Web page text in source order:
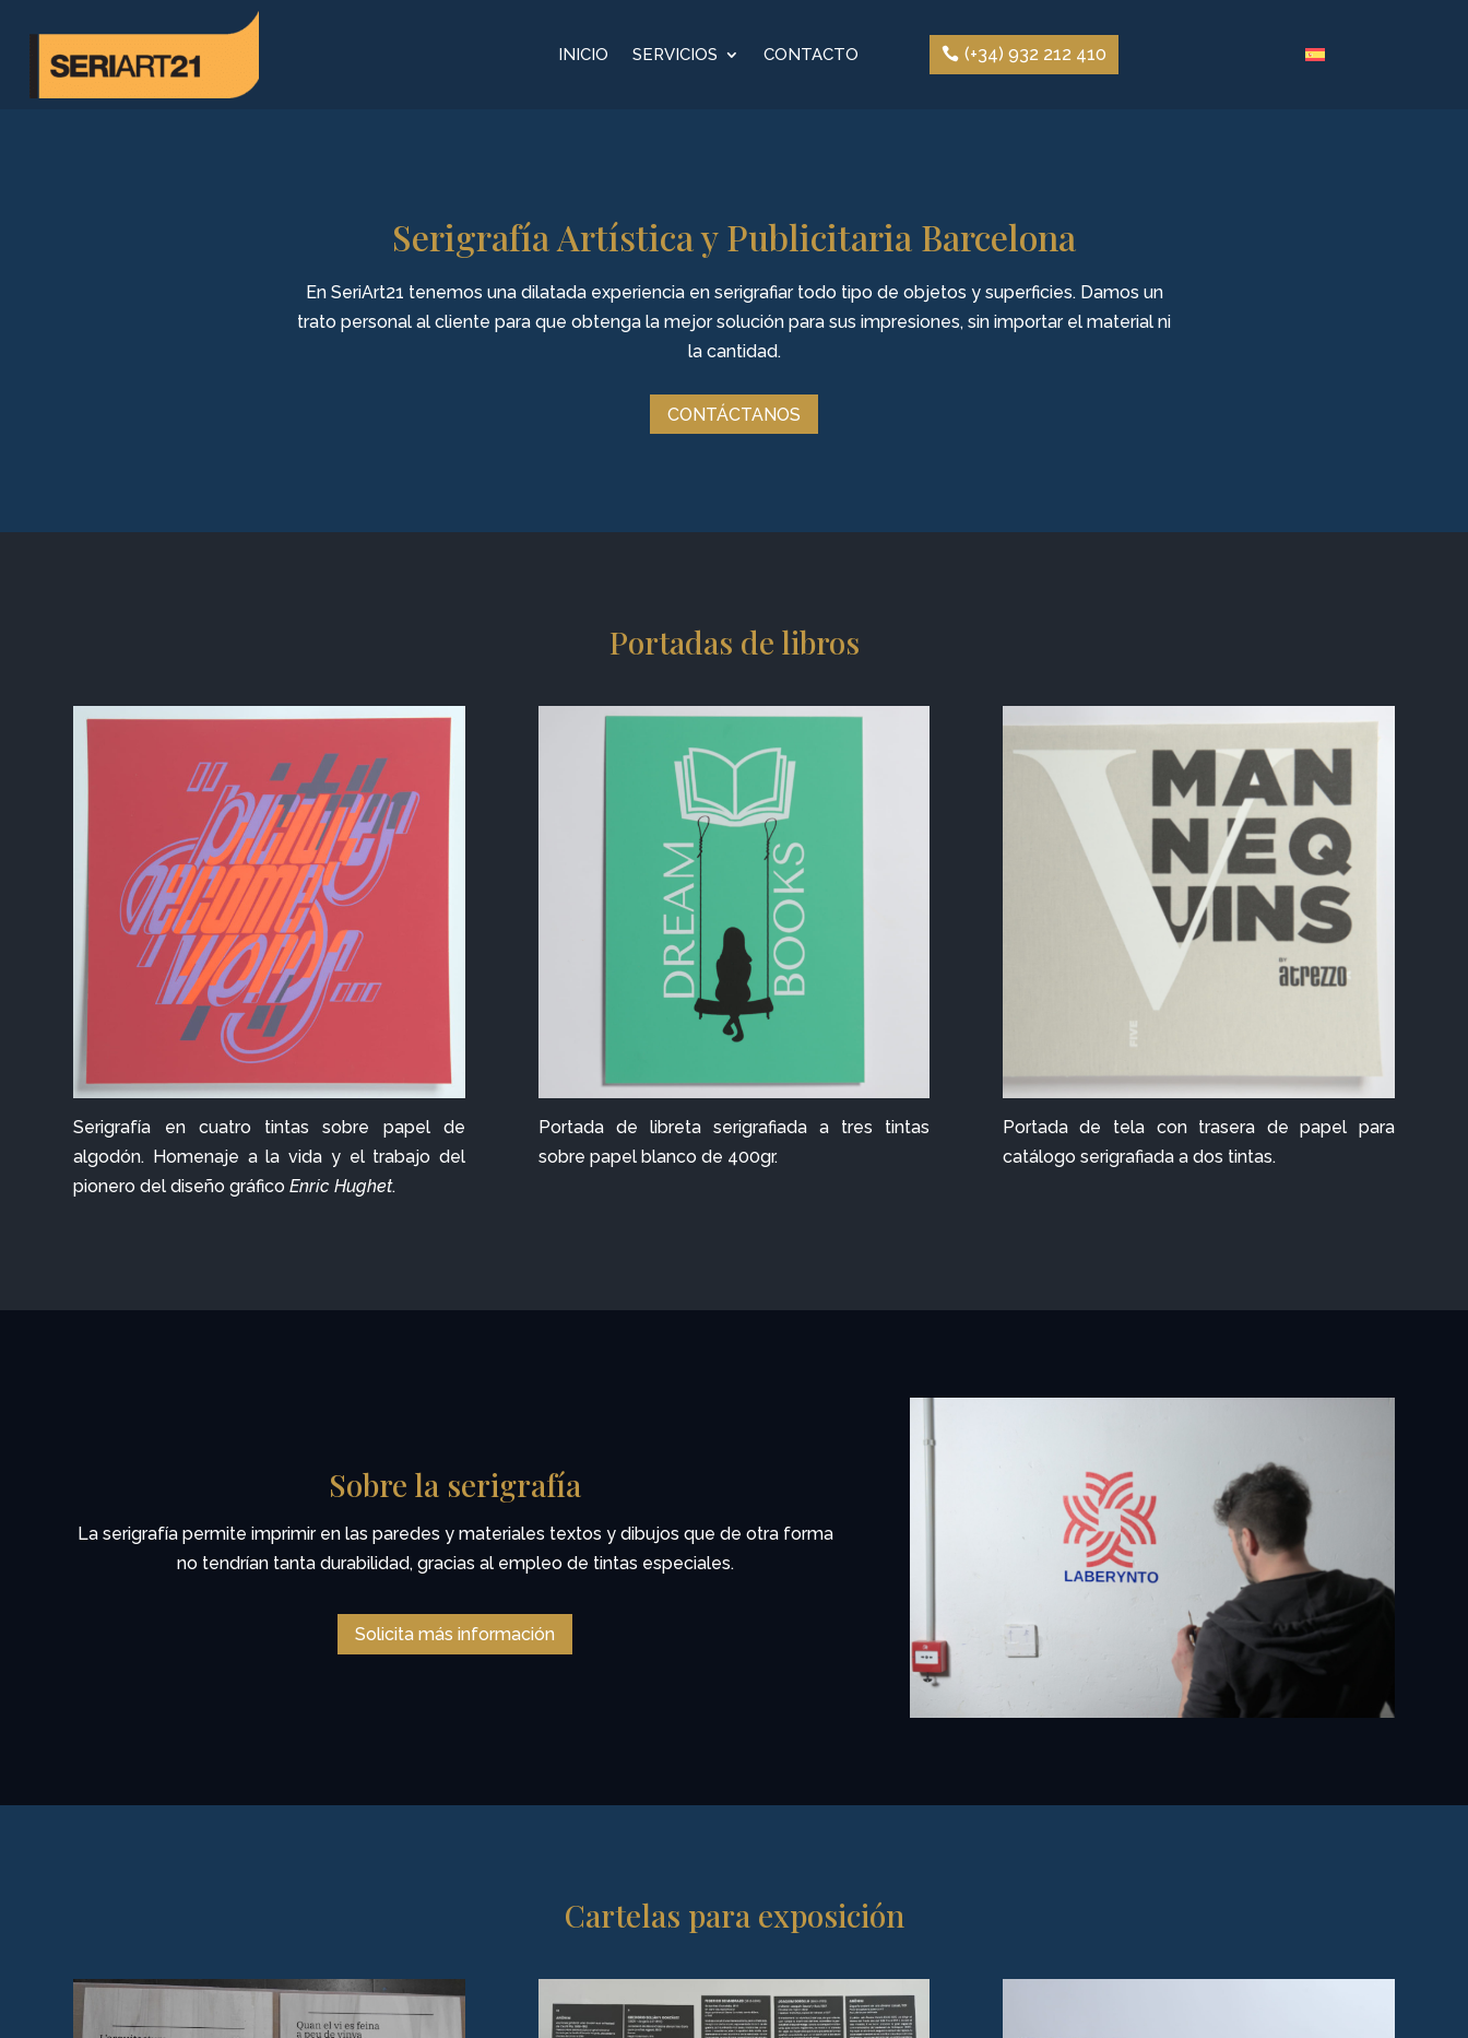
INICIO SERVICIOS CONTACTO (+34) 932 212 410
Serigrafía Artística y Publicitaria Barcelona
En SeriArt21 tenemos una dilatada experiencia en serigrafiar todo tipo de objetos y superficies. Damos un
trato personal al cliente para que obtenga la mejor solución para sus impresiones, sin importar el material ni
la cantidad.
CONTÁCTANOS
Portadas de libros
Serigrafía en cuatro tintas sobre papel de
algodón. Homenaje a la vida y el trabajo del
pionero del diseño gráficoEnric Hughet.
Portada de libreta serigrafiada a tres tintas
sobre papel blanco de 400gr.
Portada de tela con trasera de papel para
catálogo serigrafiada a dos tintas.
Sobre la serigrafía
La serigrafía permite imprimir en las paredes y materiales textos y dibujos que de otra forma
no tendrían tanta durabilidad, gracias al empleo de tintas especiales.
Solicita más información
Cartelas para exposición